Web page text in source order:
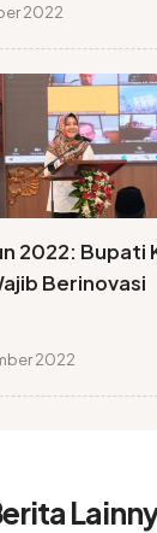
2022
2022: Bupati
Berinovasi
2022